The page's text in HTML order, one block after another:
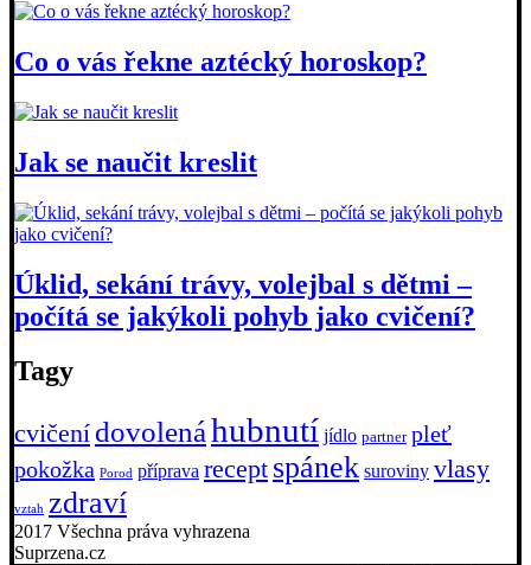
Co o vás řekne aztécký horoskop?
Jak se naučit kreslit
Úklid, sekání trávy, volejbal s dětmi –
počítá se jakýkoli pohyb jako cvičení?
Tagy
cvičení dovolenáhubnutí jídlo partner pleť
pokožka Porod příprava recept spánek suroviny vlasy
vztah zdraví
2017 Všechna práva vyhrazena
Suprzena.cz